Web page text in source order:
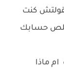
كنت
حسابك
ماذا